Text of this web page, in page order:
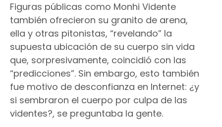
Figuras públicas como Monhi Vidente
también ofrecieron su granito de arena,
ella y otras pitonistas, “revelando” la
supuesta ubicación de su cuerpo sin vida
que, sorpresivamente, coincidió con las
“predicciones”. Sin embargo, esto también
fue motivo de desconfianza en Internet: ¿y
si sembraron el cuerpo por culpa de las
videntes?, se preguntaba la gente.